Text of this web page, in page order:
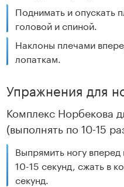
Поднимать и опускать
головой и спиной.
Наклоны плечами
лопаткам.
Упражнения для
Комплекс Норбекова
(выполнять по 10-15
Выпрямить ногу
10-15 секунд, сжать в
секунд.